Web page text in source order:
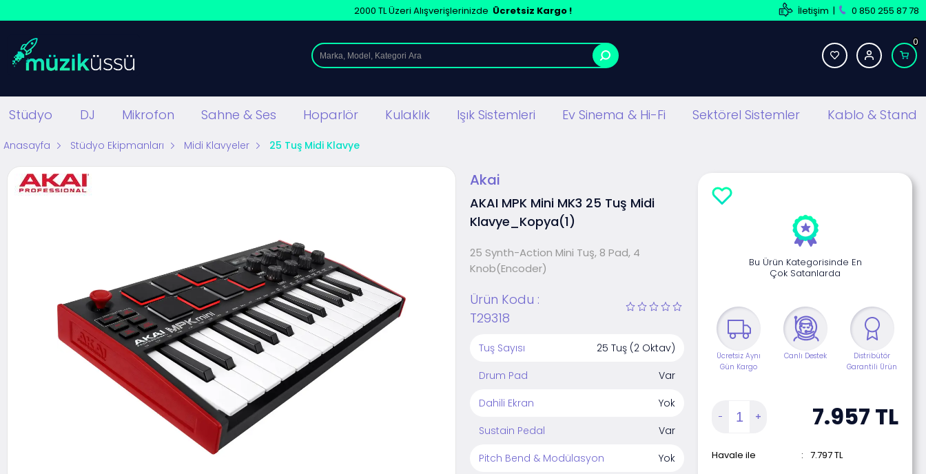
2000 TL Üzeri Alışverişlerinizde Ücretsiz Kargo ! İletişim | 0 850 255 87 78
0
Stüdyo DJ Mikrofon Sahne & Ses Hoparlör Kulaklık Işık Sistemleri Ev Sinema & Hi-Fi Sektörel Sistemler Kablo & Stand
Anasayfa Stüdyo Ekipmanları Midi Klavyeler 25 Tuş Midi Klavye
Akai
AKAI MPK Mini MK3 25 Tuş Midi
Klavye_Kopya(1)
25 Synth-Action Mini Tuş, 8 Pad, 4
Knob(Encoder)
Ürün Kodu :
T29318
Tuş Sayısı
25 Tuş (2 Oktav)
Drum Pad
Var
Dahili Ekran
Yok
Sustain Pedal
Var
Pitch Bend & Modülasyon
Yok
Bu Ürün Kategorisinde En
Çok Satanlarda
Ücretsiz Aynı
Gün Kargo
Canlı Destek
Distribütör
Garantili Ürün
7.957 TL
Havale ile : 7.797TL